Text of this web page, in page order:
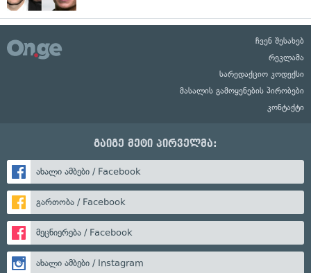
ჩვენ შესახებ
რეკლამა
სარედაქციო კოდექსი
მასალის გამოყენების პირობები
კონტაქტი
გაიგე მეტი პირველმა:
ახალი ამბები / Facebook
გართობა / Facebook
მეცნიერება / Facebook
ახალი ამბები / Instagram